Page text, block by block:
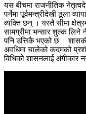
यस बीचमा राजनीतिक
पर्नेमा पूर्वमन्त्रीदेखी ठूला
व्यक्ति छन् । यस्तै सीमा
सामग्रीमा भन्सार शुल्क लिने
पनि उत्तिकै भएको छ ।
अवधिमा चालेको कदमको
विधिको शासनलाई अंगीकार